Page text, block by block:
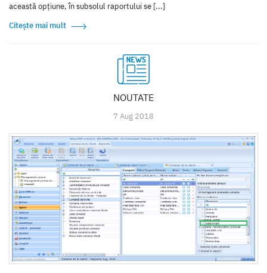
această opțiune, în subsolul raportului se [...]
Citește mai mult
NOUTATE
7 Aug 2018